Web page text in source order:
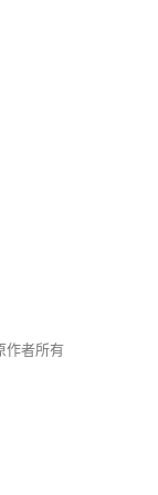
作者所有